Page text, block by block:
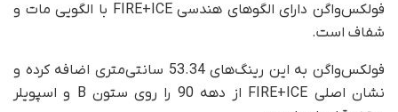
فولکس‌واگن دارای الگوهای هندسی FIRE+ICE با الگویی مات و
شفاف است.
فولکس‌واگن به این رینگ‌های 53.34 سانتی‌متری اضافه کرده و
نشان اصلی FIRE+ICE از دهه 90 را روی ستون B و اسپویلر